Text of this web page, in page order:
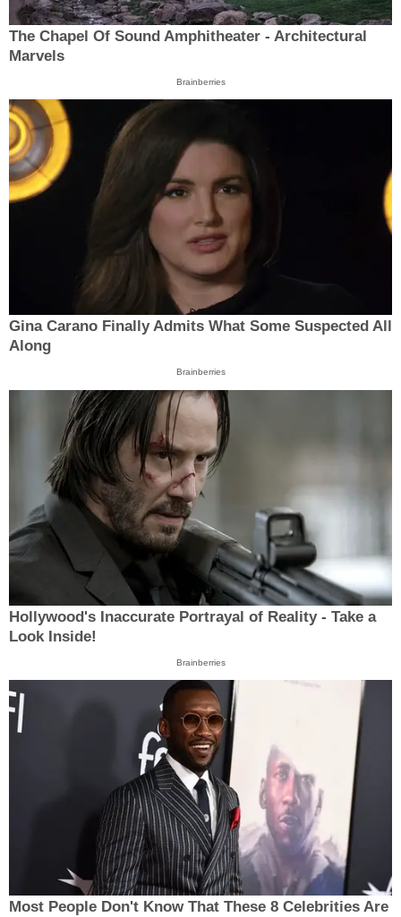
The Chapel Of Sound Amphitheater - Architectural
Marvels
Brainberries
Gina Carano Finally Admits What Some Suspected All
Along
Brainberries
Hollywood's Inaccurate Portrayal of Reality - Take a
Look Inside!
Brainberries
Most People Don't Know That These 8 Celebrities Are